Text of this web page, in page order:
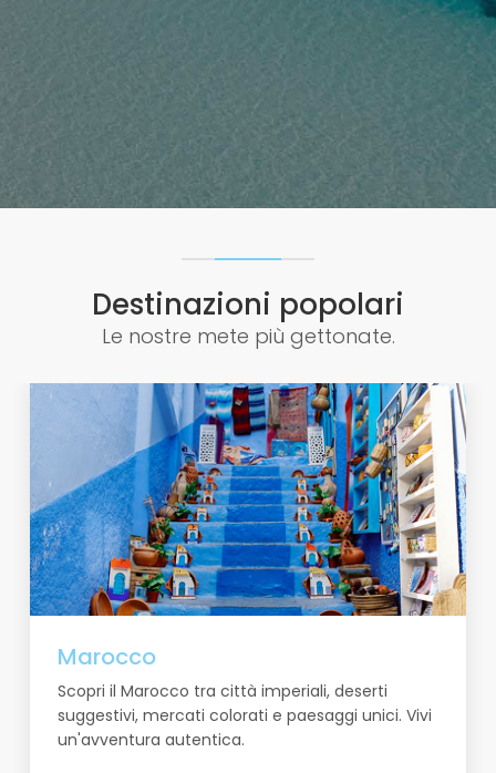
Destinazioni popolari
Le nostre mete più gettonate.
Marocco
Scopri il Marocco tra città imperiali, deserti
suggestivi, mercati colorati e paesaggi unici. Vivi
un'avventura autentica.